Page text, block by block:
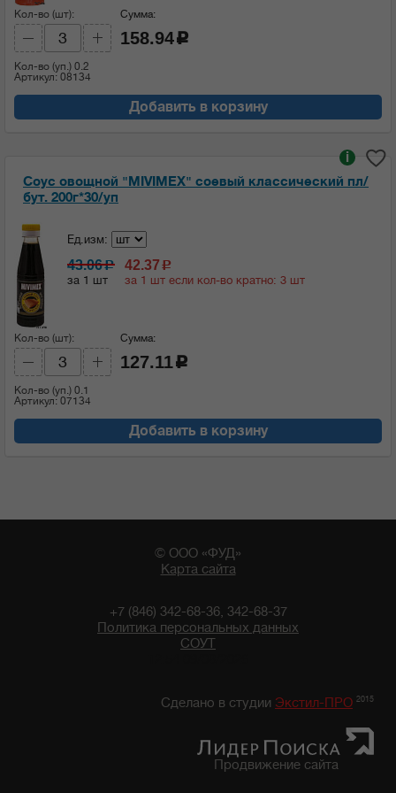
Кол-во (шт):
Кол-во (уп.) 0.2
Артикул: 08134
Сумма:
158.94 c
Добавить в корзину
Соус овощной "MIVIMEX" соевый классический пл/
бут. 200г*30/уп
i
Ед.изм:
43.06c
за 1 шт
42.37 c
за 1 шт если кол-во кратно: 3 шт
Кол-во (шт):
Кол-во (уп.) 0.1
Артикул: 07134
Сумма:
127.11 c
Добавить в корзину
© ООО «ФУД»
Карта сайта
+7 (846) 342-68-36, 342-68-37
Политика персональных данных
СОУТ
Сделано в студии Экстил-ПРО 2015
Продвижение сайта